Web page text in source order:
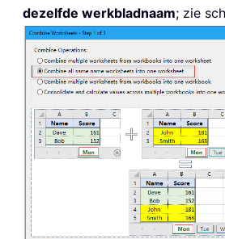
dezelfde werkbladnaam; zie